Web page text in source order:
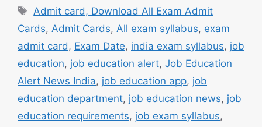
Tags
Admit card, Download All Exam Admit
Cards, Admit Cards, All exam syllabus, exam
admit card, Exam Date, india exam syllabus, job
education, job education alert, Job Education
Alert News India, job education app, job
education department, job education news, job
education requirements, job exam syllabus,